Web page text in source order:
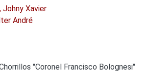
Johny Xavier
André
"Coronel Francisco Bolognesi"